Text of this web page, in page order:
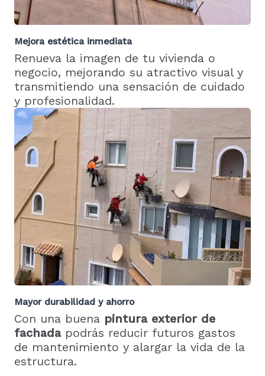
Mejora estética inmediata
Renueva la imagen de tu vivienda o
negocio, mejorando su atractivo visual y
transmitiendo una sensación de cuidado
y profesionalidad.
Mayor durabilidad y ahorro
Con una buena pintura exterior de
fachadapodrás reducir futuros gastos
de mantenimiento y alargar la vida de la
estructura.